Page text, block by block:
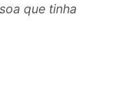
que tinha